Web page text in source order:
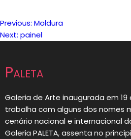
Navegação
artigos
Previous: Moldura
Next: painel
Paleta
Galeria de Arte inaugurada em 19
trabalha com alguns dos nomes
cenário nacional e internacional
Galeria PALETA, assenta no